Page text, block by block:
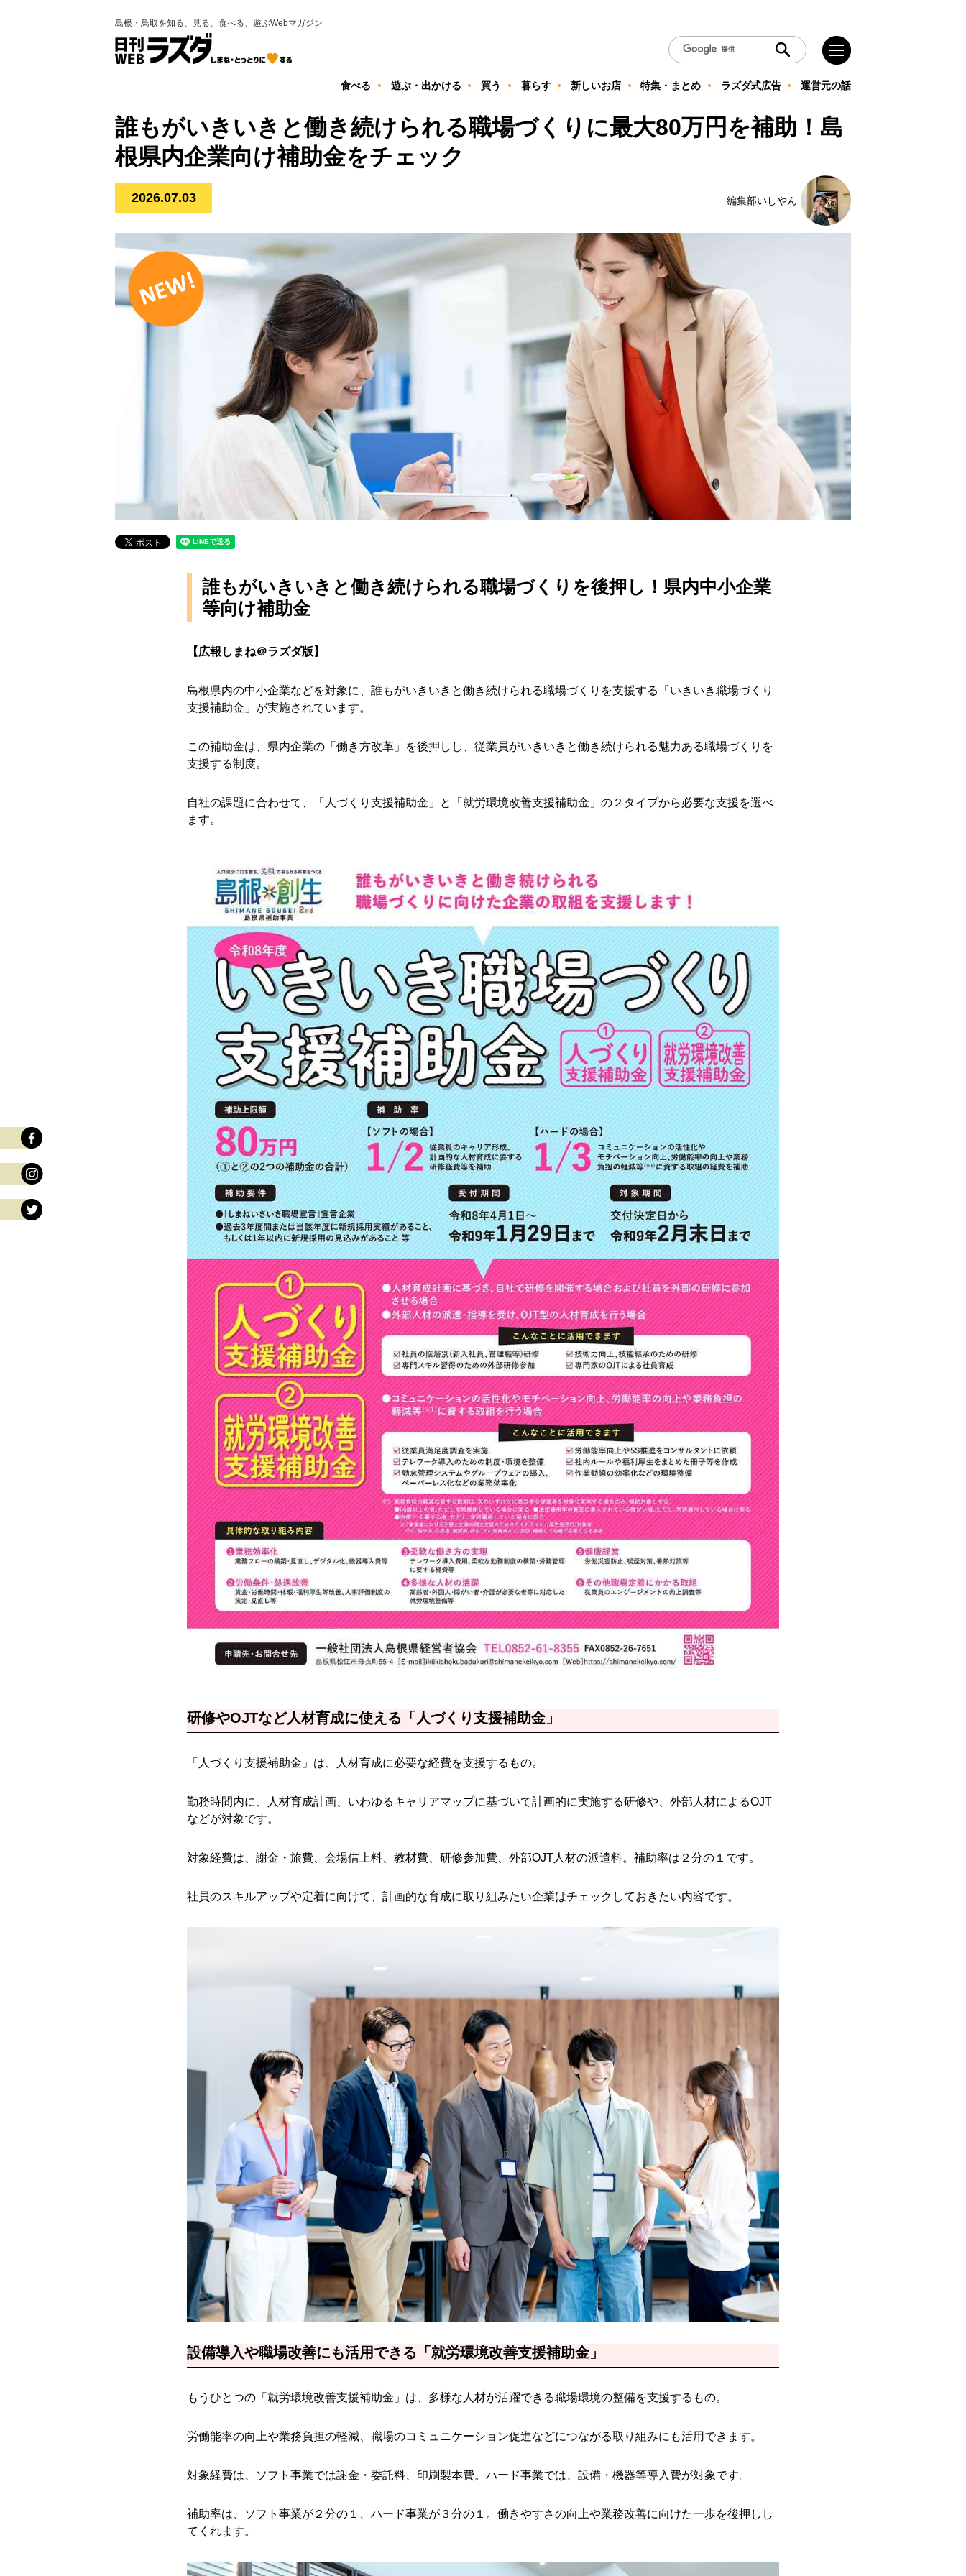
島根・鳥取を知る、見る、食べる、遊ぶWebマガジン
食べる 遊ぶ・出かける 買う 暮らす 新しいお店 特集・まとめ ラズダ式広告 運営元の話
誰もがいきいきと働き続けられる職場づくりに最大80万円を補助！島
根県内企業向け補助金をチェック
2026.07.03 編集部いしやん
誰もがいきいきと働き続けられる職場づくりを後押し！県内中小企業
等向け補助金
【広報しまね＠ラズダ版】
島根県内の中小企業などを対象に、誰もがいきいきと働き続けられる職場づくりを支援する「いきいき職場づくり
支援補助金」が実施されています。
この補助金は、県内企業の「働き方改革」を後押しし、従業員がいきいきと働き続けられる魅力ある職場づくりを
支援する制度。
自社の課題に合わせて、「人づくり支援補助金」と「就労環境改善支援補助金」の２タイプから必要な支援を選べ
ます。
研修やOJTなど人材育成に使える「人づくり支援補助金」
「人づくり支援補助金」は、人材育成に必要な経費を支援するもの。
勤務時間内に、人材育成計画、いわゆるキャリアマップに基づいて計画的に実施する研修や、外部人材によるOJT
などが対象です。
対象経費は、謝金・旅費、会場借上料、教材費、研修参加費、外部OJT人材の派遣料。補助率は２分の１です。
社員のスキルアップや定着に向けて、計画的な育成に取り組みたい企業はチェックしておきたい内容です。
設備導入や職場改善にも活用できる「就労環境改善支援補助金」
もうひとつの「就労環境改善支援補助金」は、多様な人材が活躍できる職場環境の整備を支援するもの。
労働能率の向上や業務負担の軽減、職場のコミュニケーション促進などにつながる取り組みにも活用できます。
対象経費は、ソフト事業では謝金・委託料、印刷製本費。ハード事業では、設備・機器等導入費が対象です。
補助率は、ソフト事業が２分の１、ハード事業が３分の１。働きやすさの向上や業務改善に向けた一歩を後押しし
てくれます。